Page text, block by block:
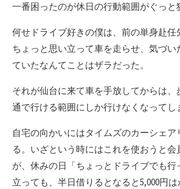
一番困ったのが休日の行動範囲がぐっと
何せドライブ好きの僕は、前の単身赴任
ちょっと思い立って車を走らせ、気づい
ていたなんてことはザラだった。
それが仙台に来て車を手放してからは、
通で行ける範囲にしか行けなくなってし
自宅の向かいにはタイムズのカーシェア
る。いざという時にはこれを使おうと
が、休みの日「ちょっとドライブでも行
立っても、半日借りるとなると5,000円